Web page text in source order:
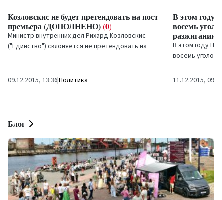
Козловскис не будет претендовать на пост
премьера (ДОПОЛНЕНО)(0)
Министр внутренних дел Рихард Козловскис
("Единство") склоняется не претендовать на
09.12.2015, 13:36|Политика
В этом году
восемь
разжигании
В этом году
восемь
11.12.2015, 09:51
Блог